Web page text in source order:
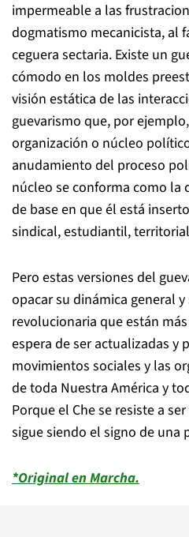
impermeable a las
dogmatismo mecanicista, al
ceguera sectaria. Existe un
cómodo en los moldes
visión estática de las
guevarismo que, por
organización o núcleo
anudamiento del proceso
núcleo se conforma como la
de base en que él está
sindical, estudiantil,
Pero estas versiones del
opacar su dinámica general
revolucionaria que están
espera de ser actualizadas y
movimientos sociales y las
de toda Nuestra América y
Porque el Che se resiste a
sigue siendo el signo de una
*Original en Marcha.